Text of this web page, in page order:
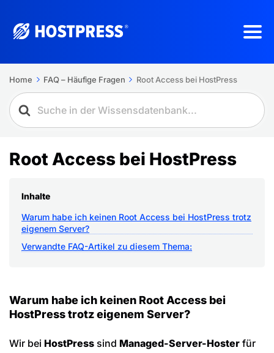
Home FAQ – Häufige Fragen Root Access bei HostPress
Root Access bei HostPress
Inhalte
Warum habe ich keinen Root Access bei HostPress trotz
eigenem Server?
Verwandte FAQ-Artikel zu diesem Thema:
Warum habe ich keinen Root Access bei
HostPress trotz eigenem Server?
Wir bei HostPress sind Managed-Server-Hoster für